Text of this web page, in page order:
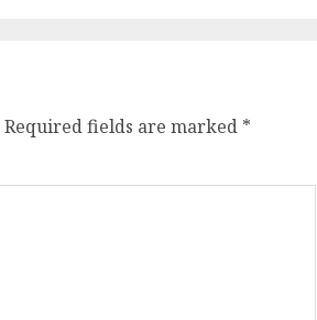
Required fields are marked *